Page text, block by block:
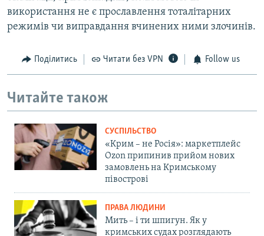
використання не є прославлення тоталітарних
режимів чи виправдання вчинених ними злочинів.
Поділитись Читати без VPN Follow us
Читайте також
СУСПІЛЬСТВО
«Крим – не Росія»: маркетплейс
Ozon припинив прийом нових
замовлень на Кримському
півострові
ПРАВА ЛЮДИНИ
Мить – і ти шпигун. Як у
кримських судах розглядають